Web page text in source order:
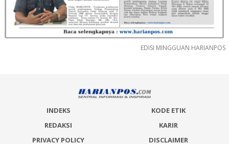
EDISI MINGGUAN HARIANPOS
INDEKS
KODE ETIK
REDAKSI
KARIR
PRIVACY POLICY
DISCLAIMER